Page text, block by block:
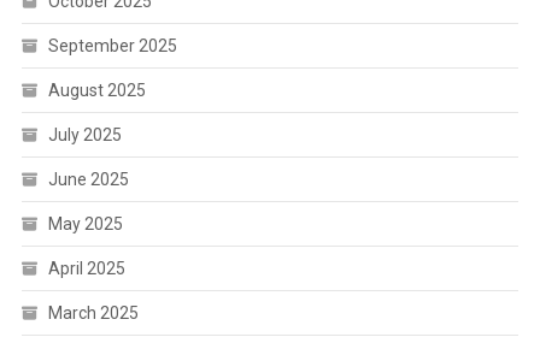
September 2025
August 2025
July 2025
June 2025
May 2025
April 2025
March 2025